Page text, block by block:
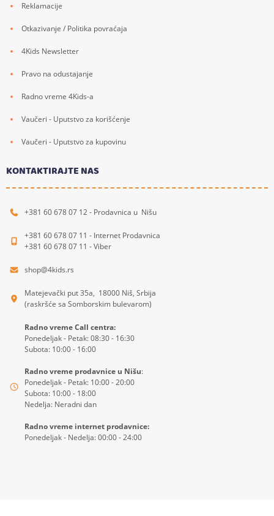
Reklamacije
Otkazivanje / Politika povraćaja
4Kids Newsletter
Pravo na odustajanje
Radno vreme 4Kids-a
Vaučeri - Uputstvo za korišćenje
Vaučeri - Uputstvo za kupovinu
KONTAKTIRAJTE NAS
+381 60 678 07 12 - Prodavnica u Nišu
+381 60 678 07 11 - Internet Prodavnica
+381 60 678 07 11 - Viber
shop@4kids.rs
Matejevački put 35a, 18000 Niš, Srbija
(raskršće sa Somborskim bulevarom)
Radno vreme Call centra:
Ponedeljak - Petak: 08:30 - 16:30
Subota: 10:00 - 16:00
Radno vreme prodavnice u Nišu:
Ponedeljak - Petak: 10:00 - 20:00
Subota: 10:00 - 18:00
Nedelja: Neradni dan
Radno vreme internet prodavnice:
Ponedeljak - Nedelja: 00:00 - 24:00